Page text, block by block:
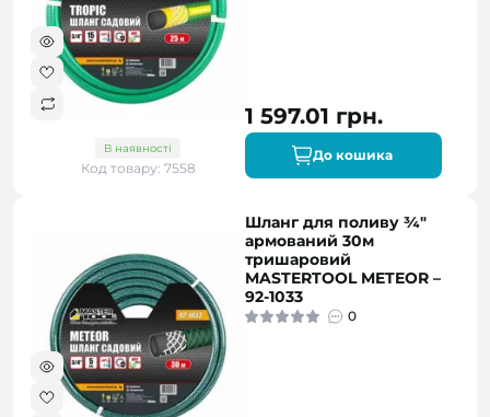
В наявності
Код товару: 7558
1 597.01 грн.
До кошика
Шланг для поливу ¾"
армований 30м
тришаровий
MASTERTOOL METEOR –
92-1033
0